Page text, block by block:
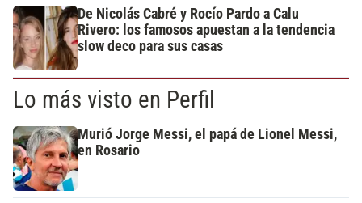
De Nicolás Cabré y Rocío Pardo a Calu
Rivero: los famosos apuestan a la tendencia
slow deco para sus casas
Lo más visto en Perfil
Murió Jorge Messi, el papá de Lionel Messi,
en Rosario